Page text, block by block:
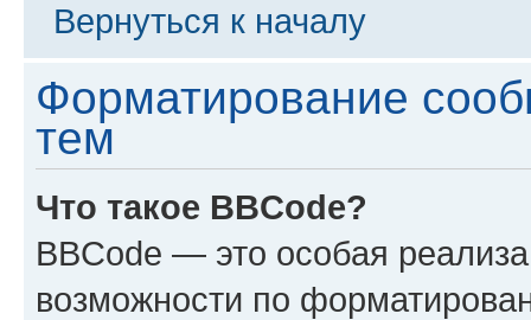
Вернуться к началу
Форматирование
тем
Что такое BBCode?
BBCode — это особая
возможности по